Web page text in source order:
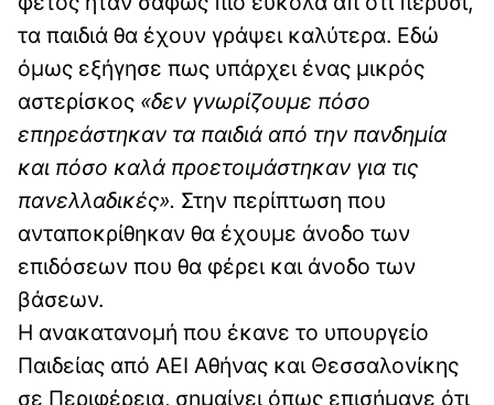
τα παιδιά θα έχουν γράψει καλύτερα. Εδώ
όμως εξήγησε πως υπάρχει ένας μικρός
αστερίσκος «δεν γνωρίζουμε πόσο
επηρεάστηκαν τα παιδιά από την πανδημία
και πόσο καλά προετοιμάστηκαν για τις
πανελλαδικές». Στην περίπτωση που
ανταποκρίθηκαν θα έχουμε άνοδο των
επιδόσεων που θα φέρει και άνοδο των
βάσεων.
Η ανακατανομή που έκανε το υπουργείο
Παιδείας από ΑΕΙ Αθήνας και Θεσσαλονίκης
σε Περιφέρεια, σημαίνει όπως επισήμανε ότι